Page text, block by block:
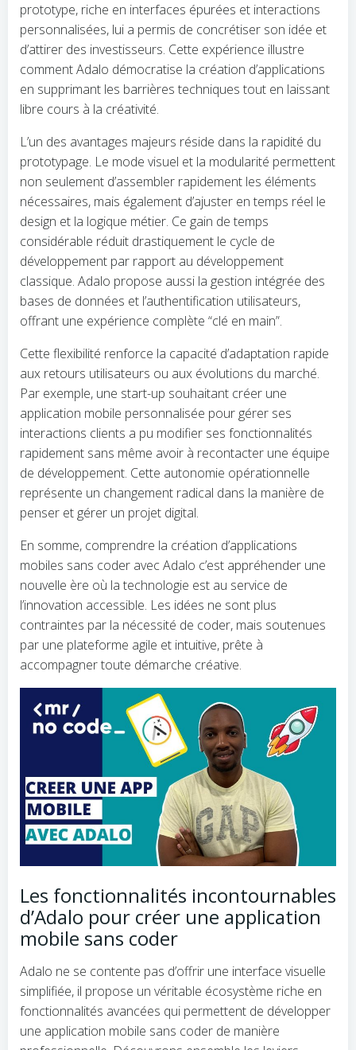
prototype, riche en interfaces épurées et interactions
personnalisées, lui a permis de concrétiser son idée et
d’attirer des investisseurs. Cette expérience illustre
comment Adalo démocratise la création d’applications
en supprimant les barrières techniques tout en laissant
libre cours à la créativité.
L’un des avantages majeurs réside dans la rapidité du
prototypage. Le mode visuel et la modularité permettent
non seulement d’assembler rapidement les éléments
nécessaires, mais également d’ajuster en temps réel le
design et la logique métier. Ce gain de temps
considérable réduit drastiquement le cycle de
développement par rapport au développement
classique. Adalo propose aussi la gestion intégrée des
bases de données et l’authentification utilisateurs,
offrant une expérience complète “clé en main”.
Cette flexibilité renforce la capacité d’adaptation rapide
aux retours utilisateurs ou aux évolutions du marché.
Par exemple, une start-up souhaitant créer une
application mobile personnalisée pour gérer ses
interactions clients a pu modifier ses fonctionnalités
rapidement sans même avoir à recontacter une équipe
de développement. Cette autonomie opérationnelle
représente un changement radical dans la manière de
penser et gérer un projet digital.
En somme, comprendre la création d’applications
mobiles sans coder avec Adalo c’est appréhender une
nouvelle ère où la technologie est au service de
l’innovation accessible. Les idées ne sont plus
contraintes par la nécessité de coder, mais soutenues
par une plateforme agile et intuitive, prête à
accompagner toute démarche créative.
Les fonctionnalités incontournables
d’Adalo pour créer une application
mobile sans coder
Adalo ne se contente pas d’offrir une interface visuelle
simplifiée, il propose un véritable écosystème riche en
fonctionnalités avancées qui permettent de développer
une application mobile sans coder de manière